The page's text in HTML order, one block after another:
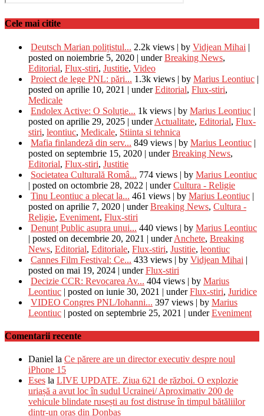
Cele mai citite
Deutsch Marian polițistul... 2.2k views | by Vidjean Mihai |
posted on noiembrie 5, 2020 | underBreaking News,
Editorial, Flux-stiri, Justitie, Video
Proiect de lege PNL: pări... 1.3k views | by Marius Leontiuc |
posted on aprilie 10, 2021 | underEditorial, Flux-stiri,
Medicale
Endolex Active: O Soluție... 1k views | by Marius Leontiuc |
posted on aprilie 29, 2025 | underActualitate, Editorial, Flux-
stiri, leontiuc, Medicale, Stiinta si tehnica
Mafia finlandeză din serv... 849 views | by Marius Leontiuc |
posted on septembrie 15, 2020 | underBreaking News,
Editorial, Flux-stiri, Justitie
Societatea Culturală Româ... 774 views | by Marius Leontiuc
| posted on octombrie 28, 2022 | underCultura - Religie
Tinu Leontiuc a plecat la... 461 views | by Marius Leontiuc |
posted on aprilie 7, 2020 | underBreaking News, Cultura -
Religie, Eveniment, Flux-stiri
Denunț Public asupra unui... 440 views | by Marius Leontiuc
| posted on decembrie 20, 2021 | underAnchete, Breaking
News, Editorial, Editoriale, Flux-stiri, Justitie, leontiuc
Cannes Film Festival: Ce... 433 views | by Vidjean Mihai |
posted on mai 19, 2024 | underFlux-stiri
Decizie CCR: Revocarea Av... 404 views | by Marius
Leontiuc | posted on iunie 30, 2021 | underFlux-stiri, Juridice
VIDEO Congres PNL/Iohanni... 397 views | by Marius
Leontiuc | posted on septembrie 25, 2021 | underEveniment
Comentarii recente
Daniel la Ce părere are un director executiv despre noul
iPhone 15
Eses la LIVE UPDATE. Ziua 621 de război. O explozie
uriașă a avut loc în sudul Ucrainei/ Aproximativ 200 de
vehicule blindate rusești au fost distruse în timpul bătăliilor
dintr-un oraș din Donbas